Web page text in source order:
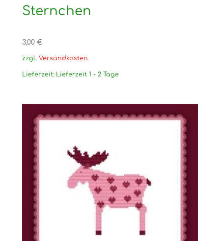
Sternchen
3,00 €
zzgl. Versandkosten
Lieferzeit: Lieferzeit 1 - 2 Tage